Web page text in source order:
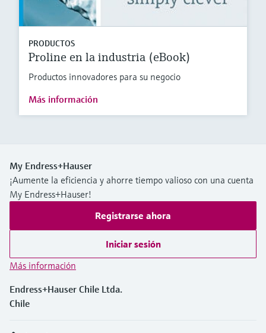
PRODUCTOS
Proline en la industria (eBook)
Productos innovadores para su negocio
Más información
My Endress+Hauser
¡Aumente la eficiencia y ahorre tiempo valioso con una cuenta
My Endress+Hauser!
Registrarse ahora
Iniciar sesión
Más información
Endress+Hauser Chile Ltda.
Chile